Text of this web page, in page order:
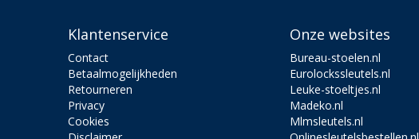
Klantenservice
Contact
Betaalmogelijkheden
Retourneren
Privacy
Cookies
Onze websites
Bureau-stoelen.nl
Eurolockssleutels.nl
Leuke-stoeltjes.nl
Madeko.nl
Mlmsleutels.nl